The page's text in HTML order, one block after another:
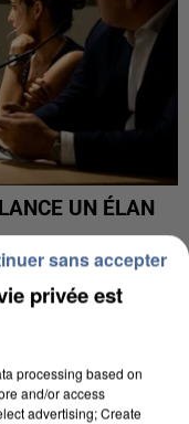
UN ÉLAN
privée est
processing based on
and/or access
advertising; Create
sans accepter